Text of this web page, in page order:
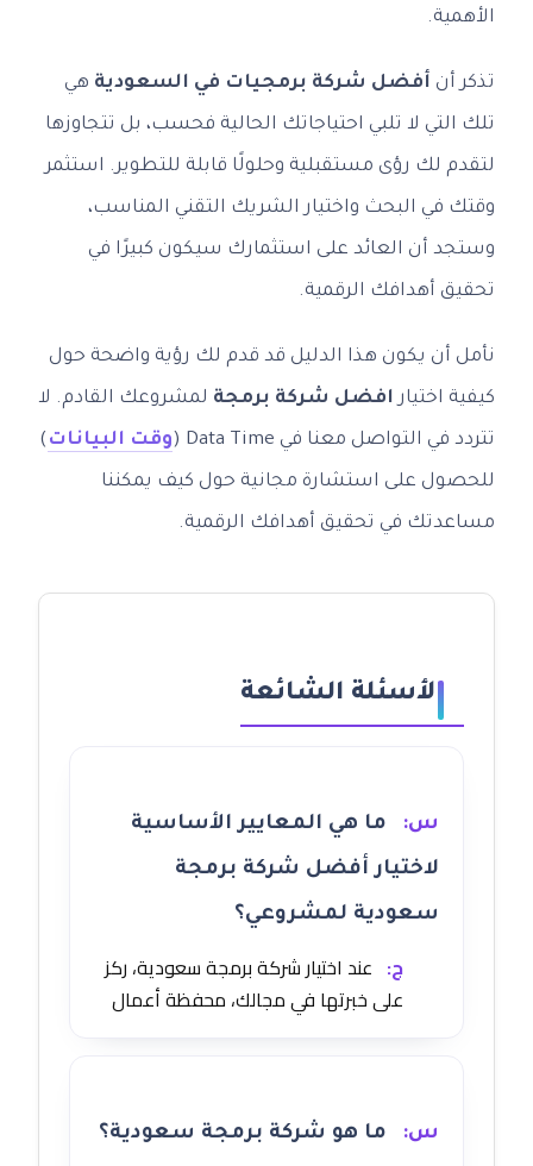
الأهمية.
تذكر أن أفضل شركة برمجيات في السعودية هي
تلك التي لا تلبي احتياجاتك الحالية فحسب، بل تتجاوزها
لتقدم لك رؤى مستقبلية وحلولًا قابلة للتطوير. استثمر
وقتك في البحث واختيار الشريك التقني المناسب،
وستجد أن العائد على استثمارك سيكون كبيرًا في
تحقيق أهدافك الرقمية.
نأمل أن يكون هذا الدليل قد قدم لك رؤية واضحة حول
كيفية اختيارافضل شركة برمجة لمشروعك القادم. لا
تتردد في التواصل معنا في Data Time ( وقت البيانات )
للحصول على استشارة مجانية حول كيف يمكننا
مساعدتك في تحقيق أهدافك الرقمية.
الأسئلة الشائعة
س:
ما هي المعايير الأساسية
لاختيار أفضل شركة برمجة
سعودية لمشروعي؟
ج: عند اختيار شركة برمجة سعودية، ركز
على خبرتها في مجالك، محفظة أعمال
س: ما هو شركة برمجة سعودية؟